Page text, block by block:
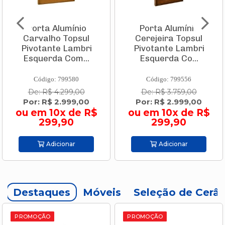
Porta Alumínio
Carvalho Topsul
Pivotante Lambri
Esquerda Com...
Código: 799580
De: R$ 4.299,00
Por: R$ 2.999,00
ou em 10x de R$
299,90
Adicionar
Porta Alumínio
Cerejeira Topsul
Pivotante Lambri
Esquerda Co...
Código: 799556
De: R$ 3.759,00
Por: R$ 2.999,00
ou em 10x de R$
299,90
Adicionar
Destaques Móveis Seleção de
PROMOÇÃO PROMOÇÃO